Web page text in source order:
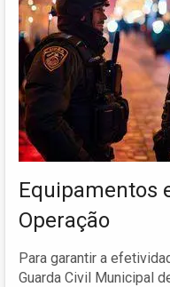
Equipamentos
Operação
Para garantir a
Guarda Civil Municipal